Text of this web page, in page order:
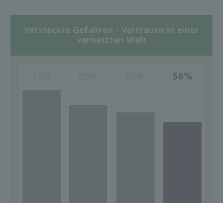
Versteckte Gefahren - Vertrauen in einer
vernetzten Welt